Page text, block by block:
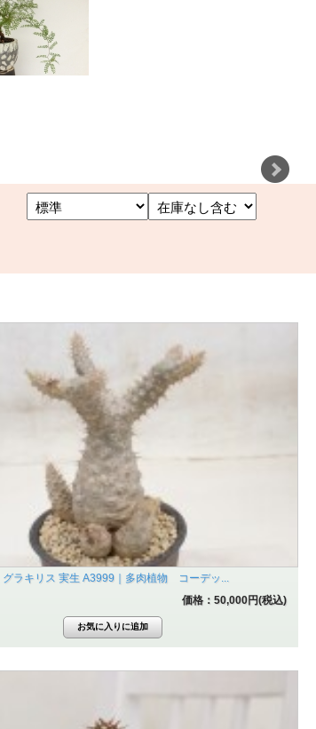
グラキリス 実生 A3999｜多肉植物 コーデッ...
価格：50,000円(税込)